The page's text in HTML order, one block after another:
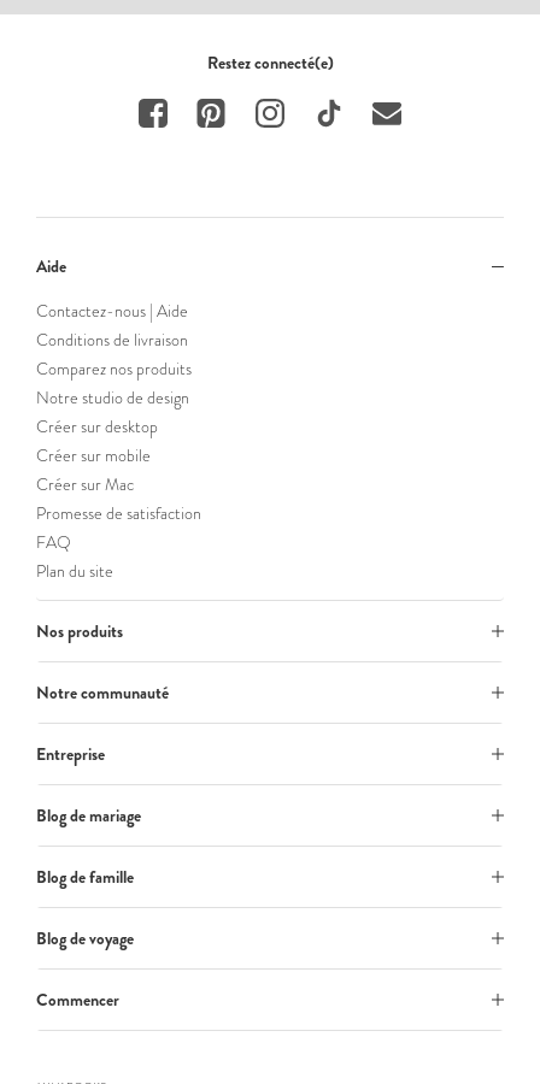
Restez connecté(e)
Aide
Contactez-nous | Aide
Conditions de livraison
Comparez nos produits
Notre studio de design
Créer sur desktop
Créer sur mobile
Créer sur Mac
Promesse de satisfaction
FAQ
Plan du site
Nos produits
Notre communauté
Entreprise
Blog de mariage
Blog de famille
Blog de voyage
Commencer